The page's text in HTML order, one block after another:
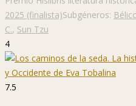
2025 (finalista)Subgéneros:
C., Sun Tzu
4
7.5